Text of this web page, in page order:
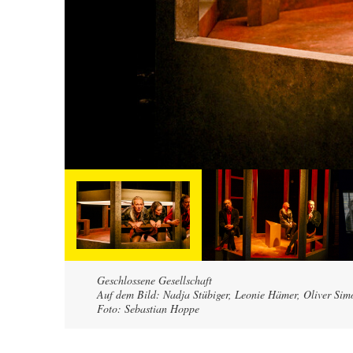
Geschlossene Gesellschaft
Auf dem Bild: Nadja Stübiger, Leonie Hämer, Oliver
Foto: Sebastian Hoppe